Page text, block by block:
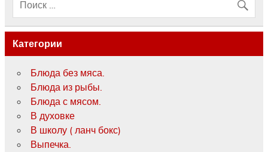
Категории
Блюда без мяса.
Блюда из рыбы.
Блюда с мясом.
В духовке
В школу ( ланч бокс)
Выпечка.